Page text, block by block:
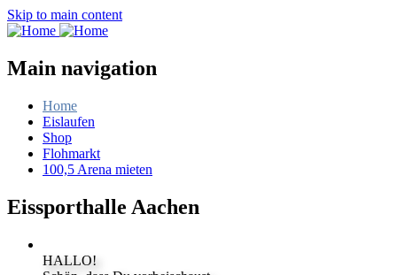
Skip to main content
Main navigation
Home
Eislaufen
Shop
Flohmarkt
100,5 Arena mieten
Eissporthalle Aachen
HALLO!